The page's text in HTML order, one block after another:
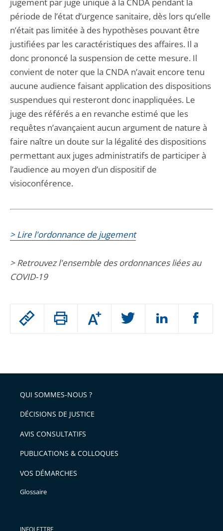
Passer
arriver
après
Augmenter
ou
l'article
pour
avant
période de l’état d’urgence sanitaire, dès lors qu’elle
n’était pas limitée à des hypothèses pouvant être
justifiées par les caractéristiques des affaires. Il a
donc prononcé la suspension de cette mesure. Il
convient de noter que la CNDA n’avait encore tenu
aucune audience faisant application des dispositions
suspendues qui resteront donc inappliquées. Le
juge des référés a en revanche estimé que les
requêtes n’avançaient aucun argument de nature à
faire naître un doute sur la légalité des dispositions
permettant aux juges administratifs de participer à
l’audience au moyen d’un dispositif de
visioconférence.
> Lire l'ordonnance de jugement
> Retrouvez l'ensemble des ordonnances liées au
COVID-19
QUI SOMMES-NOUS ?
DÉCISIONS DE JUSTICE
AVIS CONSULTATIFS
PUBLICATIONS & COLLOQUES
VOS DÉMARCHES
Glossaire
INFOLETTRE